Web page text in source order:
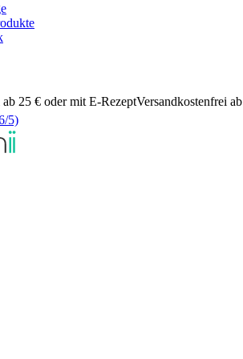
25 € oder mit E-RezeptVersandkostenfrei
5)